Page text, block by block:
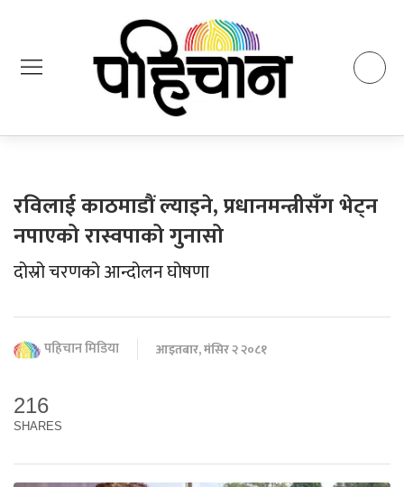
रविलाई काठमाडौं ल्याइने, प्रधानमन्त्रीसँग भेट्न
नपाएको रास्वपाको गुनासो
दोस्रो चरणको आन्दोलन घोषणा
पहिचान मिडिया आइतबार, मंसिर २ २०८१
216
SHARES